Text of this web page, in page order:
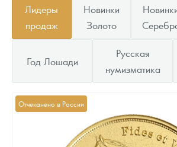
Лидеры
продаж
Новинки
Золото
Год Лошади
Русская
нумизматика
Отчеканено в России